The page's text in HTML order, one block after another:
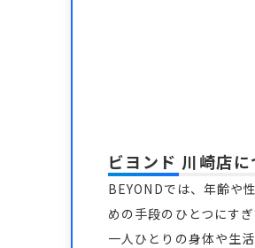
ビヨンド 川崎店に
BEYONDでは、年齢や
めの手段のひとつにす
一人ひとりの身体や生